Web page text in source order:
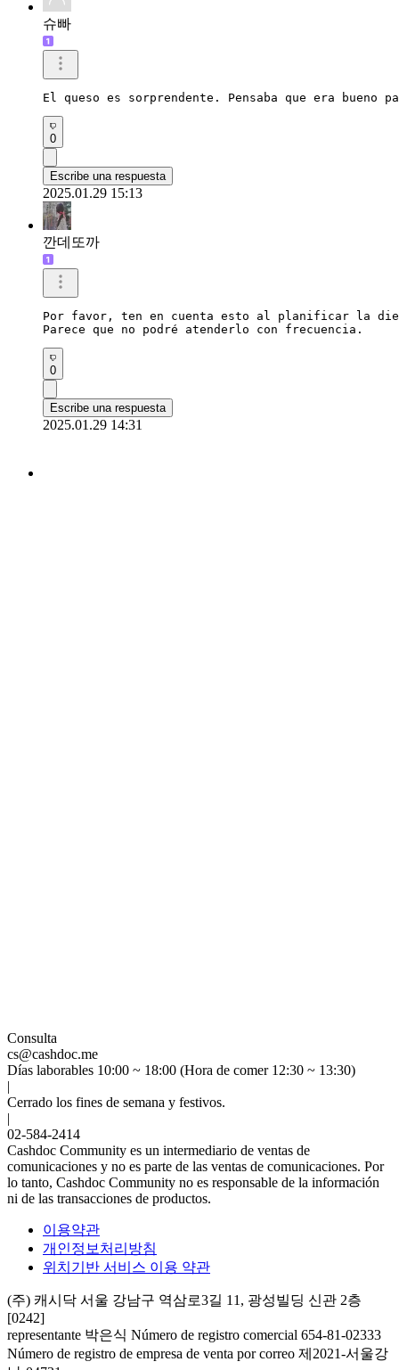
슈빠
El queso es sorprendente. Pensaba que era
0
Escribe una respuesta
2025.01.29 15:13
깐데또까
Por favor, ten en cuenta esto al planificar la
Parece que no podré atenderlo con frecuencia.
0
Escribe una respuesta
2025.01.29 14:31
Consulta
cs@cashdoc.me
Días laborables 10:00 ~ 18:00 (Hora de comer 12:30 ~ 13:30)
|
Cerrado los fines de semana y festivos.
|
02-584-2414
Cashdoc Community es un intermediario de ventas de
comunicaciones y no es parte de las ventas de comunicaciones. Por
lo tanto, Cashdoc Community no es responsable de la información
ni de las transacciones de productos.
이용약관
개인정보처리방침
위치기반 서비스 이용 약관
(주) 캐시닥 서울 강남구 역삼로3길 11, 광성빌딩 신관 2층
[0242]
representante 박은식 Número de registro comercial 654-81-02333
Número de registro de empresa de venta por correo 제2021-서울강